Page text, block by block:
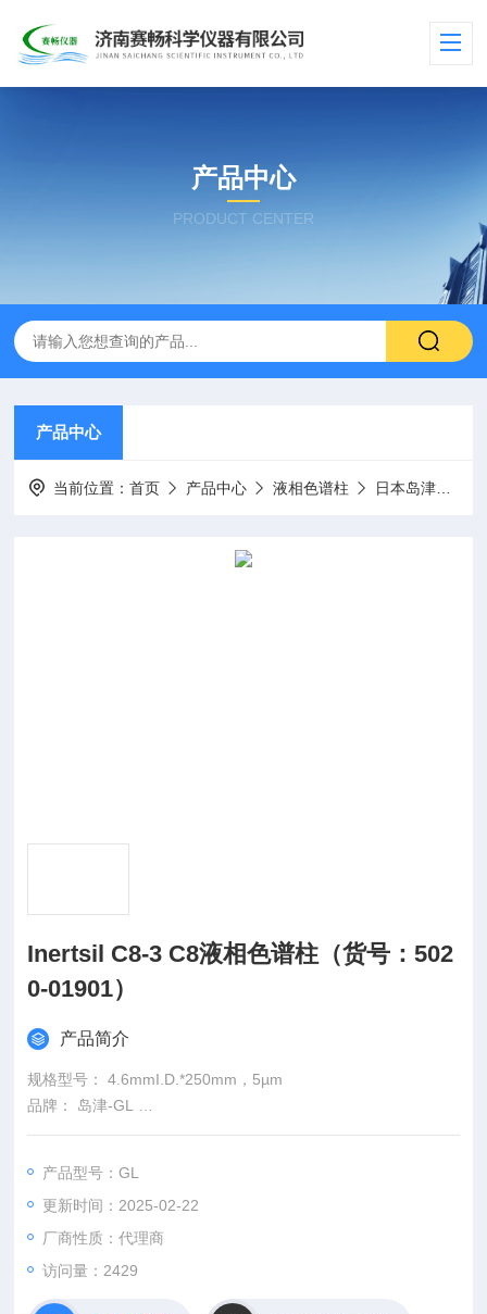
产品中心
PRODUCT CENTER
产品中心
当前位置：首页 产品中心 液相色谱柱 日本岛津Shimadzu/GL系列
Inertsil C8-3 C8液相色谱柱（货号：502
0-01901）
产品简介
规格型号： 4.6mmI.D.*250mm，5µm
品牌： 岛津-GL
货号： 5020-01901
产品型号：GL
更新时间：2025-02-22
厂商性质：代理商
访问量：2429